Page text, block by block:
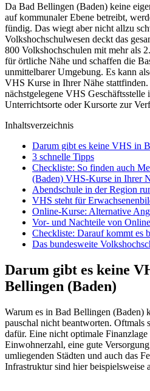
Da Bad Bellingen (Baden) keine
auf kommunaler Ebene betreibt,
fündig. Das wiegt aber nicht allzu
Volkshochschulwesen deckt das
800 Volkshochschulen mit mehr als
für örtliche Nähe und schaffen die
unmittelbarer Umgebung. Es kann
VHS Kurse in Ihrer Nähe
nächstgelegene VHS
Unterrichtsorte oder Kursorte zur
Inhaltsverzeichnis
Darum gibt es keine VHS in
3 schnelle Tipps
Checkliste: So finden auch
(Baden) VHS-Kurse in Ihrer
Abendschule in der Region
VHS steht für
Online-Kurse: Alternative
Vor- und Nachteile von
Checkliste: Darauf kommt es
Das bundesweite
Darum gibt es keine
Bellingen (Baden)
Warum es in Bad Bellingen (Baden)
pauschal nicht beantworten. Oftmals
dafür. Eine nicht optimale
Einwohnerzahl, eine gute
umliegenden Städten und auch das
Infrastruktur sind hier beispielsweise